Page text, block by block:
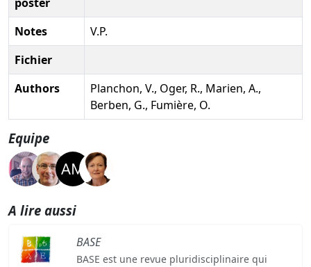
Notes
V.P.
Fichier
Authors
Planchon, V., Oger, R., Marien, A.,
Berben, G., Fumière, O.
Equipe
A lire aussi
BASE
BASE est une revue pluridisciplinaire qui